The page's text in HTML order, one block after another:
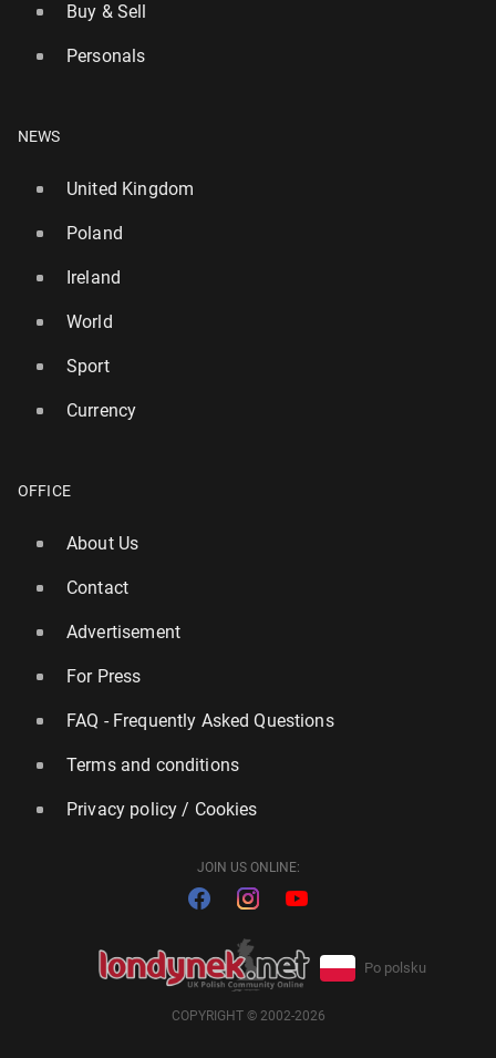
Buy & Sell
Personals
NEWS
United Kingdom
Poland
Ireland
World
Sport
Currency
OFFICE
About Us
Contact
Advertisement
For Press
FAQ - Frequently Asked Questions
Terms and conditions
Privacy policy / Cookies
JOIN US ONLINE:
Po polsku
COPYRIGHT © 2002-2026